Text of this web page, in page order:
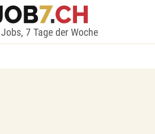
7 Tage der Woche